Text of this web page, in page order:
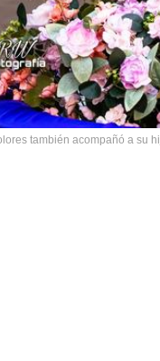
también acompañó a su